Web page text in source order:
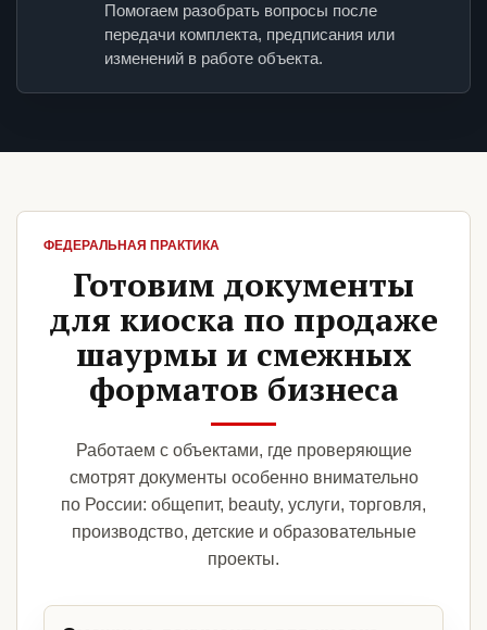
Помогаем разобрать вопросы после
передачи комплекта, предписания или
изменений в работе объекта.
ФЕДЕРАЛЬНАЯ ПРАКТИКА
Готовим документы
для киоска по продаже
шаурмы и смежных
форматов бизнеса
Работаем с объектами, где проверяющие
смотрят документы особенно внимательно
по России: общепит, beauty, услуги, торговля,
производство, детские и образовательные
проекты.